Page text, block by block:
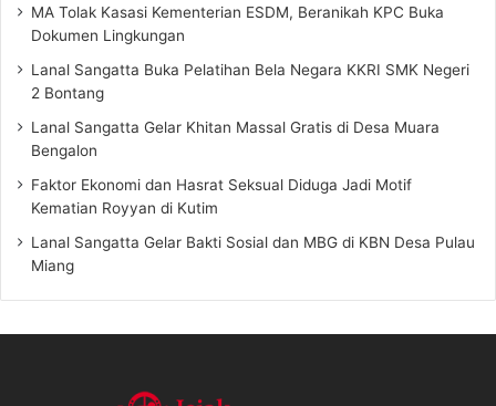
MA Tolak Kasasi Kementerian ESDM, Beranikah KPC Buka
Dokumen Lingkungan
Lanal Sangatta Buka Pelatihan Bela Negara KKRI SMK Negeri
2 Bontang
Lanal Sangatta Gelar Khitan Massal Gratis di Desa Muara
Bengalon
Faktor Ekonomi dan Hasrat Seksual Diduga Jadi Motif
Kematian Royyan di Kutim
Lanal Sangatta Gelar Bakti Sosial dan MBG di KBN Desa Pulau
Miang